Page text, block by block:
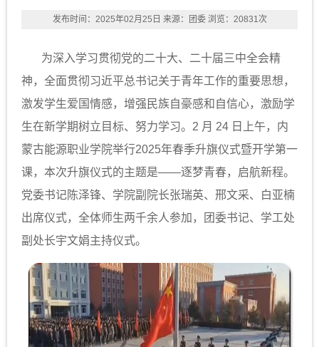
发布时间：2025年02月25日 来源：团委浏览：20831次
为深入学习贯彻党的二十大、二十届三中全会精
神，全面贯彻习近平总书记关于青年工作的重要思想，
激发学生爱国情感，增强民族自豪感和自信心，激励学
生在新学期树立目标、努力学习。2 月 24 日上午，内
蒙古能源职业学院举行2025年春季升旗仪式暨开学第一
课，本次升旗仪式的主题是——逐梦青春，启航新程。
党委书记陈泽锋、学院副院长张瑞英、邢文采、白亚楠
出席仪式，全体师生两千余人参加，团委书记、学工处
副处长宇文娟主持仪式。